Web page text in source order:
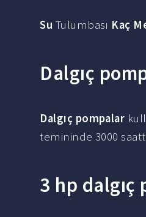
Su Tulumbası Kaç
Dalgıç
Dalgıç pompalar
temininde 3000
3 hp dalgıç